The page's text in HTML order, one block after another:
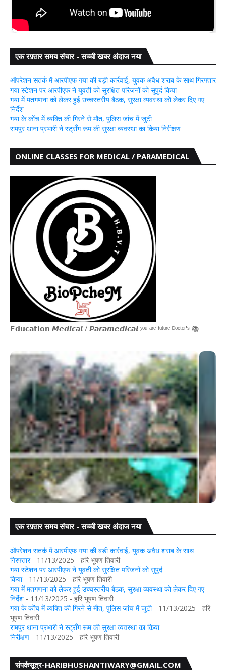
एक रफ़्तार समय संचार - सच्ची खबर अंदाज नया
ऑपरेशन सतर्क में आरपीएफ गया की बड़ी कार्रवाई, युवक अवैध शराब के साथ गिरफ्तार
गया स्टेशन पर आरपीएफ ने युवती को सुरक्षित परिजनों को सुपुर्द किया
गया में मतगणना को लेकर हुई उच्चस्तरीय बैठक, सुरक्षा व्यवस्था को लेकर दिए गए
निर्देश
गया के कोंच में व्यक्ति की गिरने से मौत, पुलिस जांच में जुटी
रामपुर थाना प्रभारी ने स्ट्रॉंग रूम की सुरक्षा व्यवस्था का किया निरीक्षण
ONLINE CLASSES FOR MEDICAL / PARAMEDICAL
𝗘𝗱𝘂𝗰𝗮𝘁𝗶𝗼𝗻 𝙈𝙚𝙙𝙞𝙘𝙖𝙡 / 𝙋𝙖𝙧𝙖𝙢𝙚𝙙𝙞𝙘𝙖𝙡 ʸᵒᵘ ᵃʳᵉ ᶠᵘᵗᵘʳᵉ ᴰᵒᶜᵗᵒʳ'ˢ 📚
खिजरसराय में महिला की हत्या, पुलिस ने छह घंटे में आरोपी को दबोचा
एक रफ़्तार समय संचार - सच्ची खबर अंदाज नया
ऑपरेशन सतर्क में आरपीएफ गया की बड़ी कार्रवाई, युवक अवैध शराब के साथ
गिरफ्तार- 11/13/2025 - हरि भूषण तिवारी
गया स्टेशन पर आरपीएफ ने युवती को सुरक्षित परिजनों को सुपुर्द
किया- 11/13/2025 - हरि भूषण तिवारी
गया में मतगणना को लेकर हुई उच्चस्तरीय बैठक, सुरक्षा व्यवस्था को लेकर दिए गए
निर्देश- 11/13/2025 - हरि भूषण तिवारी
गया के कोंच में व्यक्ति की गिरने से मौत, पुलिस जांच में जुटी- 11/13/2025 - हरि
भूषण तिवारी
रामपुर थाना प्रभारी ने स्ट्रॉंग रूम की सुरक्षा व्यवस्था का किया
निरीक्षण - 11/13/2025 - हरि भूषण तिवारी
संपर्कसूत्र-HARIBHUSHANTIWARY@GMAIL.COM